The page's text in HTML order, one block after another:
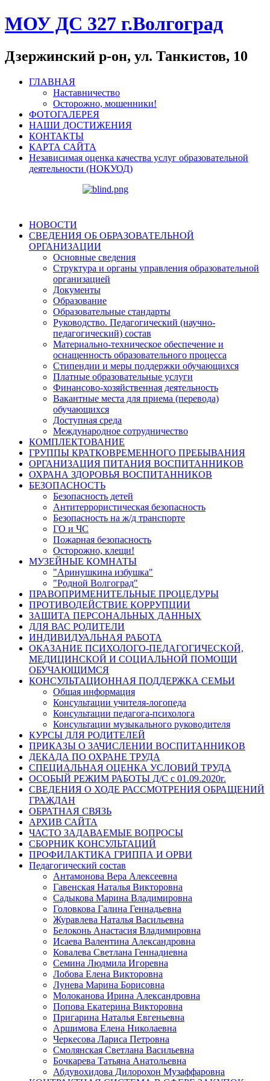
МОУ ДС 327 г.Волгоград
Дзержинский р-он, ул. Танкистов, 10
ГЛАВНАЯ
Наставничество
Осторожно, мошенники!
ФОТОГАЛЕРЕЯ
НАШИ ДОСТИЖЕНИЯ
КОНТАКТЫ
КАРТА САЙТА
Независимая оценка качества услуг образовательной
деятельности (НОКУОД)
НОВОСТИ
СВЕДЕНИЯ ОБ ОБРАЗОВАТЕЛЬНОЙ
ОРГАНИЗАЦИИ
Основные сведения
Структура и органы управления образовательной
организацией
Документы
Образование
Образовательные стандарты
Руководство. Педагогический (научно-
педагогический) состав
Материально-техническое обеспечение и
оснащенность образовательного процесса
Стипендии и меры поддержки обучающихся
Платные образовательные услуги
Финансово-хозяйственная деятельность
Вакантные места для приема (перевода)
обучающихся
Доступная среда
Международное сотрудничество
КОМПЛЕКТОВАНИЕ
ГРУППЫ КРАТКОВРЕМЕННОГО ПРЕБЫВАНИЯ
ОРГАНИЗАЦИЯ ПИТАНИЯ ВОСПИТАННИКОВ
ОХРАНА ЗДОРОВЬЯ ВОСПИТАННИКОВ
БЕЗОПАСНОСТЬ
Безопасность детей
Антитеррористическая безопасность
Безопасность на ж/д транспорте
ГО и ЧС
Пожарная безопасность
Осторожно, клещи!
МУЗЕЙНЫЕ КОМНАТЫ
"Аринушкина избушка"
"Родной Волгоград"
ПРАВОПРИМЕНИТЕЛЬНЫЕ ПРОЦЕДУРЫ
ПРОТИВОДЕЙСТВИЕ КОРРУПЦИИ
ЗАЩИТА ПЕРСОНАЛЬНЫХ ДАННЫХ
ДЛЯ ВАС РОДИТЕЛИ
ИНДИВИДУАЛЬНАЯ РАБОТА
ОКАЗАНИЕ ПСИХОЛОГО-ПЕДАГОГИЧЕСКОЙ,
МЕДИЦИНСКОЙ И СОЦИАЛЬНОЙ ПОМОЩИ
ОБУЧАЮЩИМСЯ
КОНСУЛЬТАЦИОННАЯ ПОДДЕРЖКА СЕМЬИ
Общая информация
Консультации учителя-логопеда
Консультации педагога-психолога
Консультации музыкального руководителя
КУРСЫ ДЛЯ РОДИТЕЛЕЙ
ПРИКАЗЫ О ЗАЧИСЛЕНИИ ВОСПИТАННИКОВ
ДЕКАДА ПО ОХРАНЕ ТРУДА
СПЕЦИАЛЬНАЯ ОЦЕНКА УСЛОВИЙ ТРУДА
ОСОБЫЙ РЕЖИМ РАБОТЫ Д/С с 01.09.2020г.
СВЕДЕНИЯ О ХОДЕ РАССМОТРЕНИЯ ОБРАЩЕНИЙ
ГРАЖДАН
ОБРАТНАЯ СВЯЗЬ
АРХИВ САЙТА
ЧАСТО ЗАДАВАЕМЫЕ ВОПРОСЫ
СБОРНИК КОНСУЛЬТАЦИЙ
ПРОФИЛАКТИКА ГРИППА И ОРВИ
Педагогический состав
Антамонова Вера Алексеевна
Гавенская Наталья Викторовна
Садыкова Марина Владимировна
Головкова Галина Геннадьевна
Журавлева Наталья Васильевна
Белоконь Анастасия Владимировна
Исаева Валентина Александровна
Ковалева Светлана Геннадиевна
Семина Людмила Игоревна
Лобова Елена Викторовна
Лунева Марина Борисовна
Молоканова Ирина Александровна
Попова Екатерина Викторовна
Пригарина Наталья Евгеньевна
Аршимова Елена Николаевна
Черкесова Лариса Петровна
Смолянская Светлана Васильевна
Бочкарева Татьяна Анатольевна
Абдувохидова Дилорохон Музаффаровна